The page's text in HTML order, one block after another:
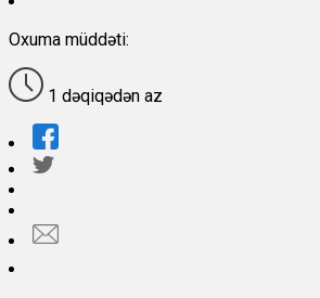
Oxuma müddəti:
1 dəqiqədən az